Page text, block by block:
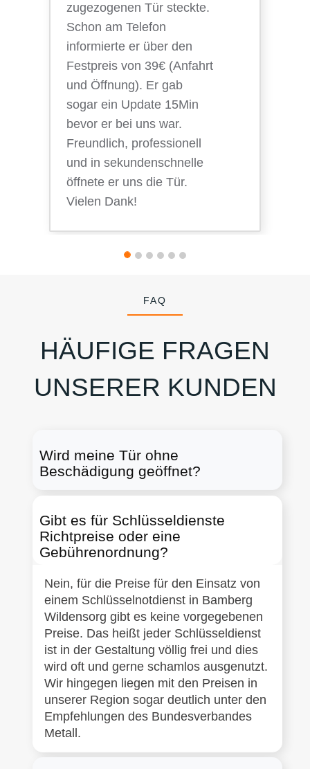
zugezogenen Tür steckte.
Schon am Telefon
informierte er über den
Festpreis von 39€ (Anfahrt
und Öffnung). Er gab
sogar ein Update 15Min
bevor er bei uns war.
Freundlich, professionell
und in sekundenschnelle
öffnete er uns die Tür.
Vielen Dank!
FAQ
HÄUFIGE FRAGEN
UNSERER KUNDEN
Wird meine Tür ohne
Beschädigung geöffnet?
Gibt es für Schlüsseldienste
Richtpreise oder eine
Gebührenordnung?
Nein, für die Preise für den Einsatz von
einem Schlüsselnotdienst in Bamberg
Wildensorg gibt es keine vorgegebenen
Preise. Das heißt jeder Schlüsseldienst
ist in der Gestaltung völlig frei und dies
wird oft und gerne schamlos ausgenutzt.
Wir hingegen liegen mit den Preisen in
unserer Region sogar deutlich unter den
Empfehlungen des Bundesverbandes
Metall.